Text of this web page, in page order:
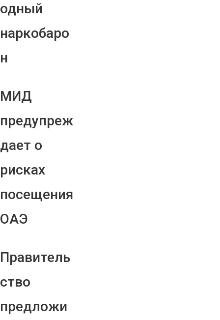
одный
наркобаро
н
МИД
предупреж
дает о
рисках
посещения
ОАЭ
Правитель
ство
предложи